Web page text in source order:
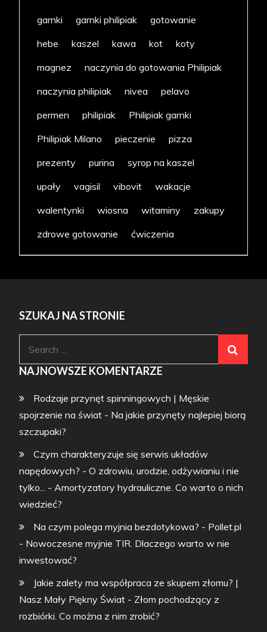
garnki
garnki philipiak
gotowanie
hebe
kaszel kawa kot
koty
magnez
naczynia do gotowania Philipiak
naczynia philipiak
nivea
pelavo
permen
philipiak
Philipiak garnki
Philipiak Milano
pieczenie
pizza
prezenty
purina
syrop na kaszel
upały
vagisil vibovit
wakacje
walentynki
wiosna witaminy
zakupy
zdrowe gotowanie
ćwiczenia
SZUKAJ NA STRONIE
NAJNOWSZE KOMENTARZE
Rodzaje przynęt spinningowych | Męskie
spojrzenie na świat - Na jakie przynęty najlepiej biorą
szczupaki?
Czym charakteryzuje się serwis układów
napędowych? - O zdrowiu, urodzie, odżywianiu i nie
tylko... -Amortyzatory hydrauliczne. Co warto o nich
wiedzieć?
Na czym polega myjnia bezdotykowa? - Pollet.pl
- Nowoczesne myjnie TIR. Dlaczego warto w nie
inwestować?
Jakie zalety ma współpraca ze skupem złomu? |
Nasz Mały Piękny Świat - Złom pochodzący z
rozbiórki. Co można z nim zrobić?